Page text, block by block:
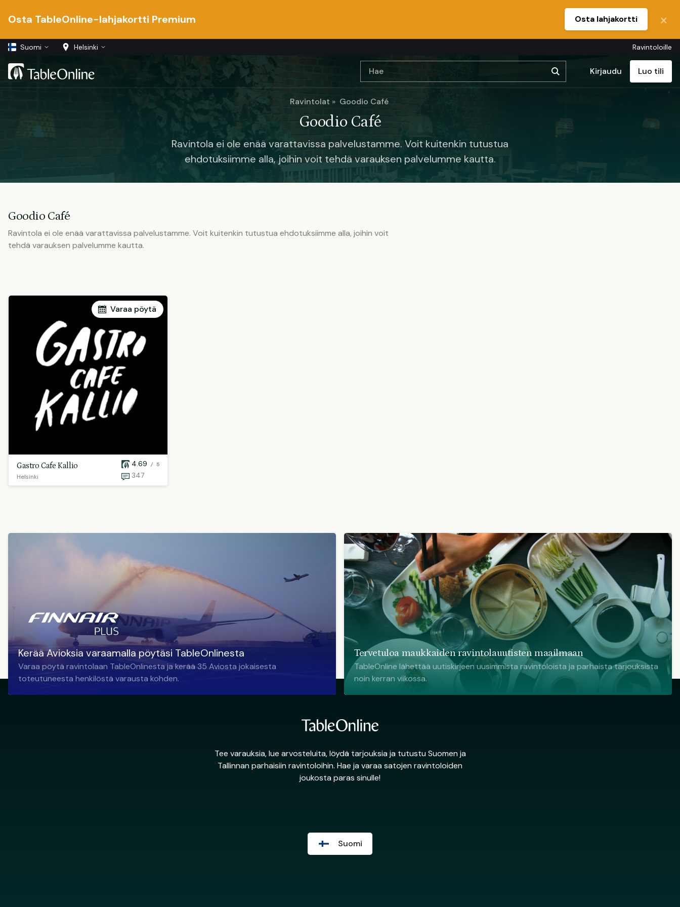
Osta TableOnline-lahjakortti Premium Osta lahjakortti
Suomi Helsinki Ravintoloille
Kirjaudu Luo tili
Ravintolat Goodio Café
Goodio Café
Ravintola ei ole enää varattavissa palvelustamme. Voit kuitenkin tutustua
ehdotuksiimme alla, joihin voit tehdä varauksen palvelumme kautta.
Goodio Café
Ravintola ei ole enää varattavissa palvelustamme. Voit kuitenkin tutustua ehdotuksiimme alla, joihin voit
tehdä varauksen palvelumme kautta.
Gastro Cafe Kallio
Helsinki
4.69 / 5
347
Varaa pöytä
Kerää Avioksia varaamalla pöytäsi TableOnlinesta
Varaa pöytä ravintolaan TableOnlinesta ja kerää 35 Aviosta jokaisesta
toteutuneesta henkilöstä varausta kohden.
Tervetuloa maukkaiden ravintolauutisten maailmaan
TableOnline lähettää uutiskirjeen uusimmista ravintoloista ja parhaista tarjouksista
noin kerran viikossa.
Tee varauksia, lue arvosteluita, löydä tarjouksia ja tutustu Suomen ja
Tallinnan parhaisiin ravintoloihin. Hae ja varaa satojen ravintoloiden
joukosta paras sinulle!
Suomi